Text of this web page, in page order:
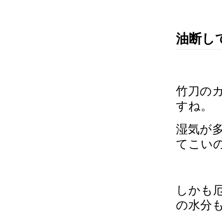
油断し
竹刀の
すね。
湿気が
てこい
しかも
の水分